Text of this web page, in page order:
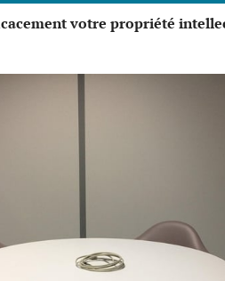
votre propriété